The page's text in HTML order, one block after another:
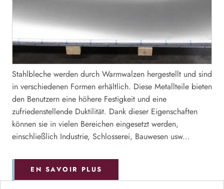
Stahlbleche werden durch Warmwalzen hergestellt und sind
in verschiedenen Formen erhältlich. Diese Metallteile bieten
den Benutzern eine höhere Festigkeit und eine
zufriedenstellende Duktilität. Dank dieser Eigenschaften
können sie in vielen Bereichen eingesetzt werden,
einschließlich Industrie, Schlosserei, Bauwesen usw...
EN SAVOIR PLUS